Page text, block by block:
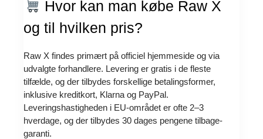
Hvor kan man købe Raw X
og til hvilken pris?
Raw X findes primært på officiel hjemmeside og via
udvalgte forhandlere. Levering er gratis i de fleste
tilfælde, og der tilbydes forskellige betalingsformer,
inklusive kreditkort, Klarna og PayPal.
Leveringshastigheden i EU-området er ofte 2–3
hverdage, og der tilbydes 30 dages pengene tilbage-
garanti.